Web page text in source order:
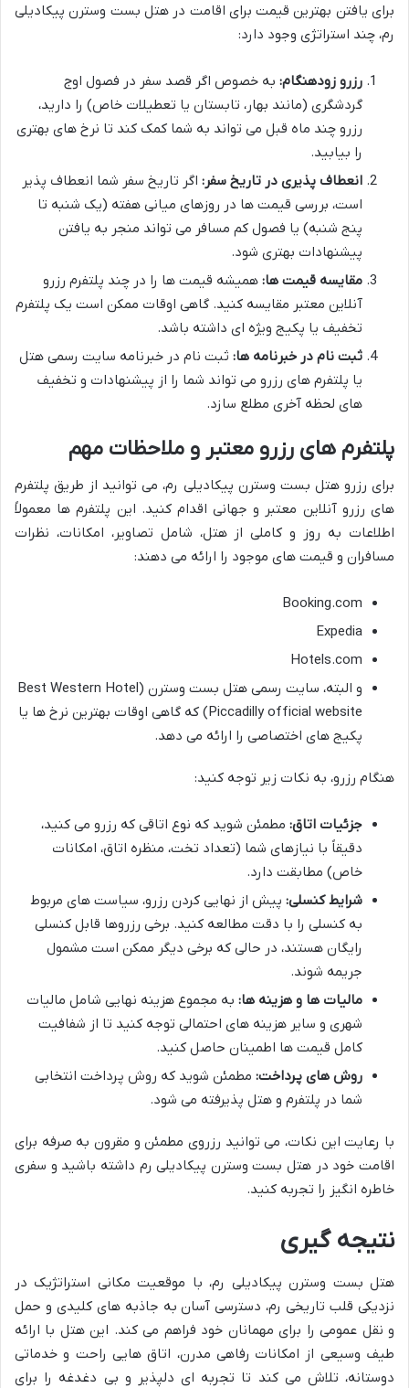
برای یافتن بهترین قیمت برای اقامت در هتل بست وسترن پیکادیلی
رم، چند استراتژی وجود دارد:
رزرو زودهنگام: به خصوص اگر قصد سفر در فصول اوج
گردشگری (مانند بهار، تابستان یا تعطیلات خاص) را دارید،
رزرو چند ماه قبل می تواند به شما کمک کند تا نرخ های بهتری
را بیابید.
انعطاف پذیری در تاریخ سفر: اگر تاریخ سفر شما انعطاف پذیر
است، بررسی قیمت ها در روزهای میانی هفته (یک شنبه تا
پنج شنبه) یا فصول کم مسافر می تواند منجر به یافتن
پیشنهادات بهتری شود.
مقایسه قیمت ها: همیشه قیمت ها را در چند پلتفرم رزرو
آنلاین معتبر مقایسه کنید. گاهی اوقات ممکن است یک پلتفرم
تخفیف یا پکیج ویژه ای داشته باشد.
ثبت نام در خبرنامه ها: ثبت نام در خبرنامه سایت رسمی هتل
یا پلتفرم های رزرو می تواند شما را از پیشنهادات و تخفیف
های لحظه آخری مطلع سازد.
پلتفرم های رزرو معتبر و ملاحظات مهم
برای رزرو هتل بست وسترن پیکادیلی رم، می توانید از طریق پلتفرم
های رزرو آنلاین معتبر و جهانی اقدام کنید. این پلتفرم ها معمولاً
اطلاعات به روز و کاملی از هتل، شامل تصاویر، امکانات، نظرات
مسافران و قیمت های موجود را ارائه می دهند:
Booking.com
Expedia
Hotels.com
و البته، سایت رسمی هتل بست وسترن (Best Western Hotel
Piccadilly official website) که گاهی اوقات بهترین نرخ ها یا
پکیج های اختصاصی را ارائه می دهد.
هنگام رزرو، به نکات زیر توجه کنید:
جزئیات اتاق: مطمئن شوید که نوع اتاقی که رزرو می کنید،
دقیقاً با نیازهای شما (تعداد تخت، منظره اتاق، امکانات
خاص) مطابقت دارد.
شرایط کنسلی: پیش از نهایی کردن رزرو، سیاست های مربوط
به کنسلی را با دقت مطالعه کنید. برخی رزروها قابل کنسلی
رایگان هستند، در حالی که برخی دیگر ممکن است مشمول
جریمه شوند.
مالیات ها و هزینه ها: به مجموع هزینه نهایی شامل مالیات
شهری و سایر هزینه های احتمالی توجه کنید تا از شفافیت
کامل قیمت ها اطمینان حاصل کنید.
روش های پرداخت: مطمئن شوید که روش پرداخت انتخابی
شما در پلتفرم و هتل پذیرفته می شود.
با رعایت این نکات، می توانید رزروی مطمئن و مقرون به صرفه برای
اقامت خود در هتل بست وسترن پیکادیلی رم داشته باشید و سفری
خاطره انگیز را تجربه کنید.
نتیجه گیری
هتل بست وسترن پیکادیلی رم، با موقعیت مکانی استراتژیک در
نزدیکی قلب تاریخی رم، دسترسی آسان به جاذبه های کلیدی و حمل
و نقل عمومی را برای مهمانان خود فراهم می کند. این هتل با ارائه
طیف وسیعی از امکانات رفاهی مدرن، اتاق هایی راحت و خدماتی
دوستانه، تلاش می کند تا تجربه ای دلپذیر و بی دغدغه را برای